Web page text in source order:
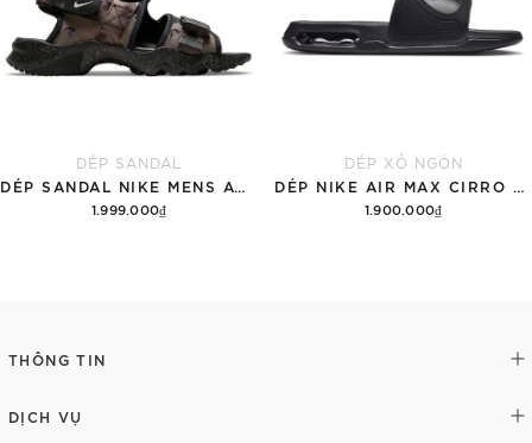
DÉP SANDAL
1.999.000₫
DÉP XỎ NGÓN
1.900.000₫
THÔNG TIN
DỊCH VỤ